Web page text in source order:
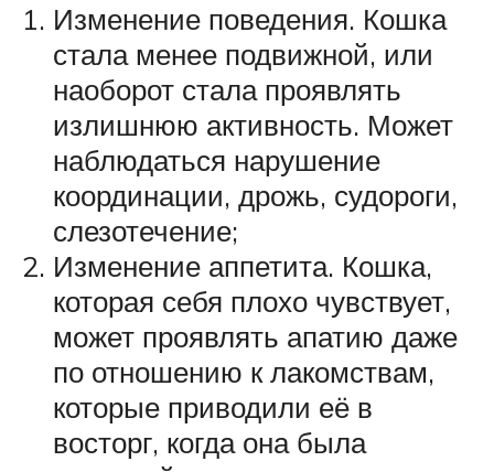
Изменение поведения. Кошка
стала менее подвижной, или
наоборот стала проявлять
излишнюю активность. Может
наблюдаться нарушение
координации, дрожь, судороги,
слезотечение;
Изменение аппетита. Кошка,
которая себя плохо чувствует,
может проявлять апатию даже
по отношению к лакомствам,
которые приводили её в
восторг, когда она была